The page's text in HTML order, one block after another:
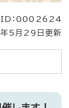
ID：0002624
5月29日更新